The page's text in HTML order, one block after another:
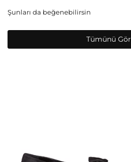
Şunları da beğenebilirsin
Tümünü Gör